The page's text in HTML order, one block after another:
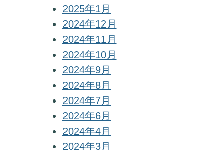
2025年1月
2024年12月
2024年11月
2024年10月
2024年9月
2024年8月
2024年7月
2024年6月
2024年4月
2024年3月